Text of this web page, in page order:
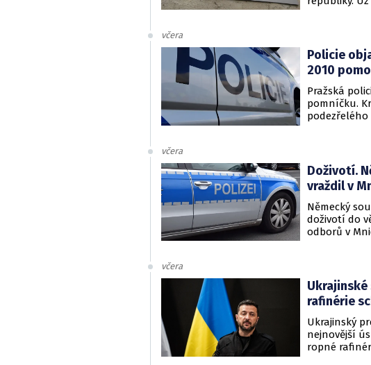
včera
Policie
2010
Pražská
pomníčku.
podezřelého
včera
Doživotí.
vraždil v
Německý
doživotí do
odborů v
včera
rafinérie
Ukrajinský
nejnovější
ropné